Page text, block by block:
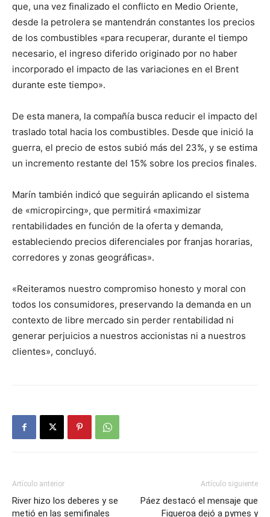
que, una vez finalizado el conflicto en Medio Oriente,
desde la petrolera se mantendrán constantes los precios
de los combustibles «para recuperar, durante el tiempo
necesario, el ingreso diferido originado por no haber
incorporado el impacto de las variaciones en el Brent
durante este tiempo».
De esta manera, la compañía busca reducir el impacto del
traslado total hacia los combustibles. Desde que inició la
guerra, el precio de estos subió más del 23%, y se estima
un incremento restante del 15% sobre los precios finales.
Marín también indicó que seguirán aplicando el sistema
de «micropircing», que permitirá «maximizar
rentabilidades en función de la oferta y demanda,
estableciendo precios diferenciales por franjas horarias,
corredores y zonas geográficas».
«Reiteramos nuestro compromiso honesto y moral con
todos los consumidores, preservando la demanda en un
contexto de libre mercado sin perder rentabilidad ni
generar perjuicios a nuestros accionistas ni a nuestros
clientes», concluyó.
Artículo anterior
River hizo los deberes y se
metió en las semifinales
Artículo siguiente
Páez destacó el mensaje que
Figueroa dejó a pymes y